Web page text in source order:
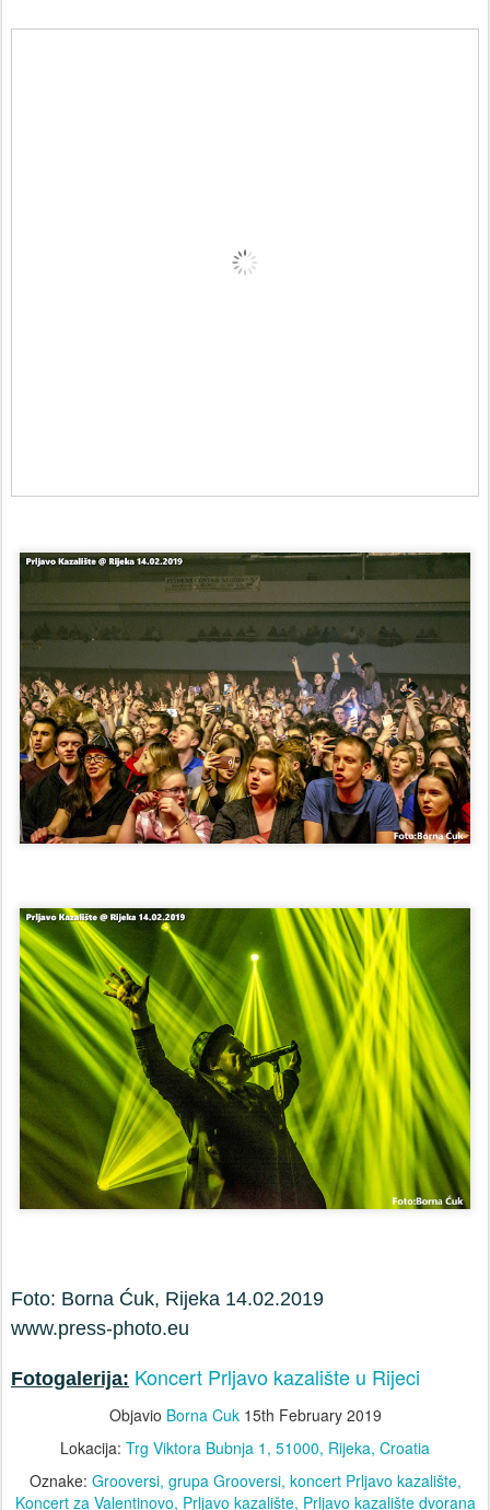
Foto: Borna Ćuk, Rijeka 14.02.2019
www.press-photo.eu
Fotogalerija: Koncert Prljavo kazalište u Rijeci
Objavio Borna Cuk 15th February 2019
Lokacija: Trg Viktora Bubnja 1, 51000, Rijeka, Croatia
Oznake: Grooversi grupa Grooversi koncert Prljavo kazalište
Koncert za Valentinovo Prljavo kazalište Prljavo kazalište dvorana